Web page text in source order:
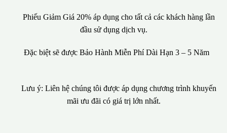
đầu sử dụng dịch vụ.